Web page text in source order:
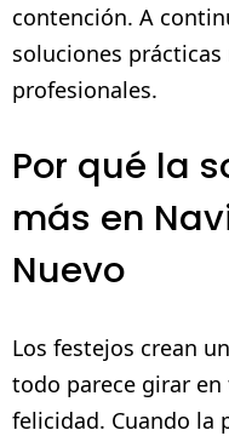
contención. A
soluciones
profesionales.
Por qué la
más en
Nuevo
Los festejos crean
todo parece girar
felicidad. Cuando la